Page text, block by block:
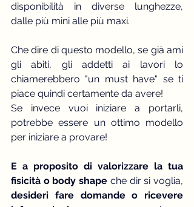
disponibilità in diverse lunghezze,
dalle più mini alle più maxi.
Che dire di questo modello, se già ami
gli abiti, gli addetti ai lavori lo
chiamerebbero "un must have" se ti
piace quindi certamente da avere!
Se invece vuoi iniziare a portarli,
potrebbe essere un ottimo modello
per iniziare a provare!
E a proposito di valorizzare la tua
fisicità o body shape
desideri fare domande o ricevere